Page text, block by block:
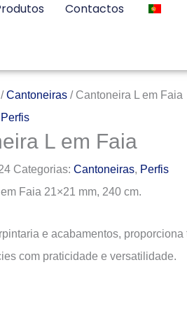
Contactos
Cantoneiras/ Cantoneira L em Faia
Perfis
L em Faia
Categorias: Cantoneiras, Perfis
Faia 21×21 mm, 240 cm.
e acabamentos,
com praticidade e versatilidade.